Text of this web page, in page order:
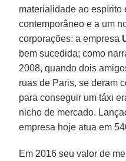
materialidade ao espírito
contemporâneo e a um
corporações: a empresa
bem sucedida; como
2008, quando dois
ruas de Paris, se deram
para conseguir um táxi
nicho de mercado.
empresa hoje atua em
Em 2016 seu valor de